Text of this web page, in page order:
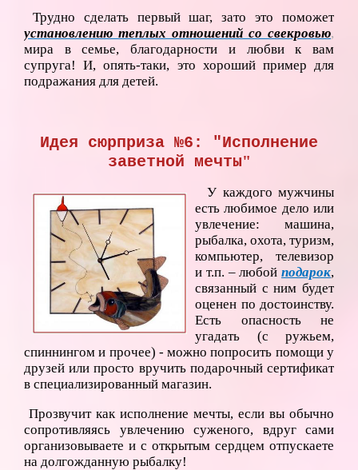
Трудно сделать первый шаг, зато это поможет
установлению теплых отношений со свекровью,
мира в семье, благодарности и любви к вам
супруга! И, опять-таки, это хороший пример для
подражания для детей.
Идея сюрприза №6: "Исполнение
заветной мечты"
У каждого мужчины
есть любимое дело или
увлечение: машина,
рыбалка, охота, туризм,
компьютер, телевизор
и т.п. – любой подарок,
связанный с ним будет
оценен по достоинству.
Есть опасность не
угадать (с ружьем,
спиннингом и прочее) - можно попросить помощи у
друзей или просто вручить подарочный сертификат
в специализированный магазин.
Прозвучит как исполнение мечты, если вы обычно
сопротивляясь увлечению суженого, вдруг сами
организовываете и с открытым сердцем отпускаете
на долгожданную рыбалку!